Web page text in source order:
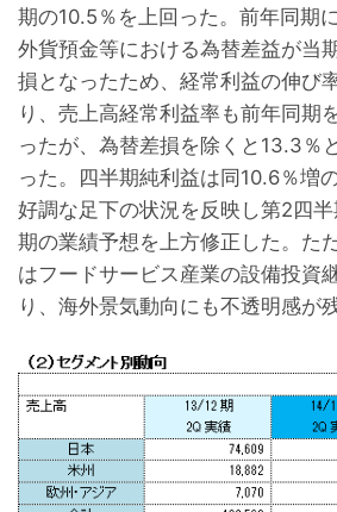
期の10.5％を上回った。前年同期
外貨預金等における為替差益が当
損となったため、経常利益の伸び
り、売上高経常利益率も前年同期
ったが、為替差損を除くと13.3％
った。四半期純利益は同10.6％増
好調な足下の状況を反映し第2四
期の業績予想を上方修正した。た
はフードサービス産業の設備投資
り、海外景気動向にも不透明感が